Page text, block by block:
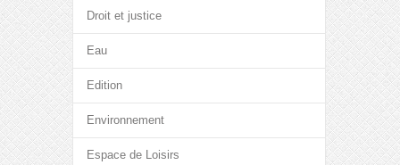
Droit et justice
Eau
Edition
Environnement
Espace de Loisirs